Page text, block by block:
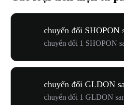
chuyển đổi SHOPON
chuyển đổi 1 SHOPON
chuyển đổi GLDON
chuyển đổi 1 GLDON